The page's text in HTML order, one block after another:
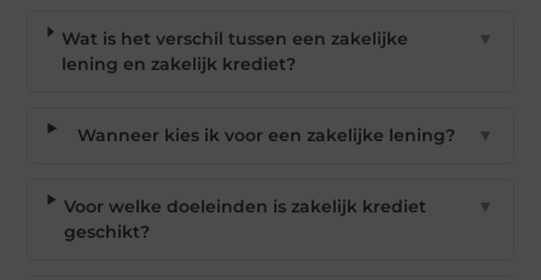
Wat is het verschil tussen een zakelijke
lening en zakelijk krediet?
▼
Wanneer kies ik voor een zakelijke lening? ▼
Voor welke doeleinden is zakelijk krediet
geschikt?
▼